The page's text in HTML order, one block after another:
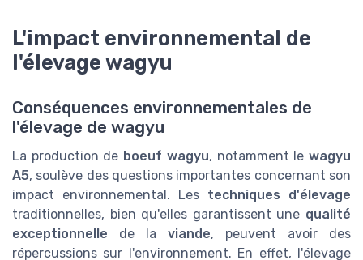
L'impact environnemental de
l'élevage wagyu
Conséquences environnementales de
l'élevage de wagyu
La production de boeuf wagyu, notamment lewagyu
A5, soulève des questions importantes concernant son
impact environnemental. Les techniques d'élevage
traditionnelles, bien qu'elles garantissent une qualité
exceptionnelle de la viande, peuvent avoir des
répercussions sur l'environnement. En effet, l'élevage